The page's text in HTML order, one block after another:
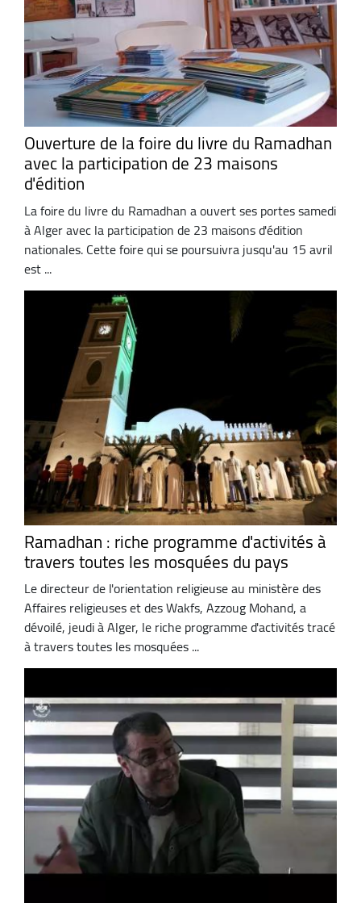
Ouverture de la foire du livre du Ramadhan
avec la participation de 23 maisons
d'édition
La foire du livre du Ramadhan a ouvert ses portes samedi
à Alger avec la participation de 23 maisons d'édition
nationales. Cette foire qui se poursuivra jusqu'au 15 avril
est ...
Ramadhan : riche programme d'activités à
travers toutes les mosquées du pays
Le directeur de l'orientation religieuse au ministère des
Affaires religieuses et des Wakfs, Azzoug Mohand, a
dévoilé, jeudi à Alger, le riche programme d'activités tracé
à travers toutes les mosquées ...